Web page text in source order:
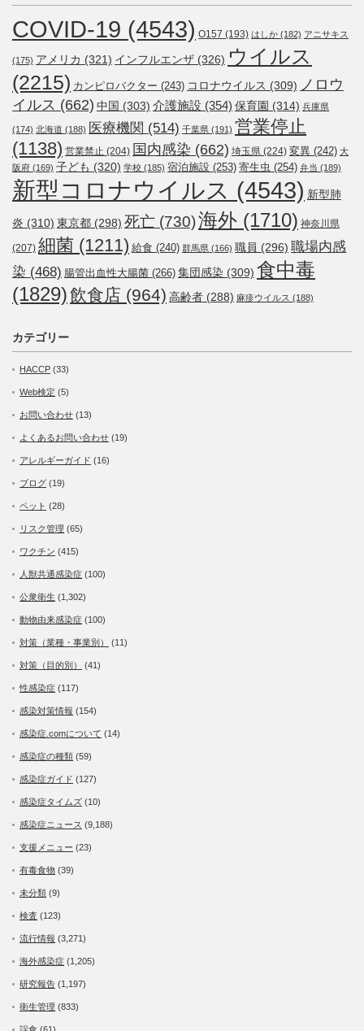
COVID-19 (4543) O157 (193) はしか (182) アニサキス
(175) アメリカ (321) インフルエンザ (326) ウイルス
(2215) カンピロバクター (243) コロナウイルス (309) ノロウ
イルス (662) 中国 (303) 介護施設 (354) 保育園 (314) 兵庫県
(174) 北海道 (188) 医療機関 (514) 千葉県 (191) 営業停止
(1138) 営業禁止 (204) 国内感染 (662) 埼玉県 (224) 変異 (242) 大
阪府 (169) 子ども (320) 学校 (185) 宿泊施設 (253) 寄生虫 (254) 弁当 (189)
新型コロナウイルス (4543) 新型肺
炎 (310) 東京都 (298) 死亡 (730)海外 (1710) 神奈川県
(207) 細菌 (1211) 給食 (240) 群馬県 (166) 職員 (296) 職場内感
染 (468) 腸管出血性大腸菌 (266) 集団感染 (309) 食中毒
(1829)飲食店 (964) 高齢者 (288) 麻疹ウイルス (188)
カテゴリー
HACCP (33)
Web検定 (5)
お問い合わせ (13)
よくあるお問い合わせ (19)
アレルギーガイド (16)
ブログ (19)
ペット (28)
リスク管理 (65)
ワクチン (415)
人獣共通感染症 (100)
公衆衛生 (1,302)
動物由来感染症 (100)
対策（業種・事業別） (11)
対策（目的別） (41)
性感染症 (117)
感染対策情報 (154)
感染症.comについて (14)
感染症の種類 (59)
感染症ガイド (127)
感染症タイムズ (10)
感染症ニュース (9,188)
支援メニュー (23)
有毒食物 (39)
未分類 (9)
検査 (123)
流行情報 (3,271)
海外感染症 (1,205)
研究報告 (1,197)
衛生管理 (833)